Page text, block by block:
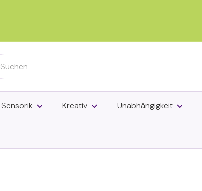
Sensorik Kreativ Unabhängigkeit